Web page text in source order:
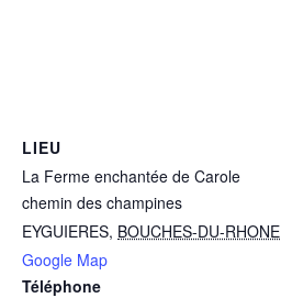
LIEU
La Ferme enchantée de Carole
chemin des champines
EYGUIERES, BOUCHES-DU-RHONE
Google Map
Téléphone